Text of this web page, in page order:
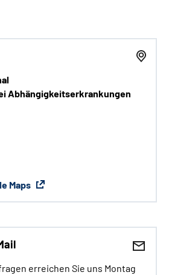
Abhängigkeitserkrankungen
Maps
erreichen Sie uns Montag